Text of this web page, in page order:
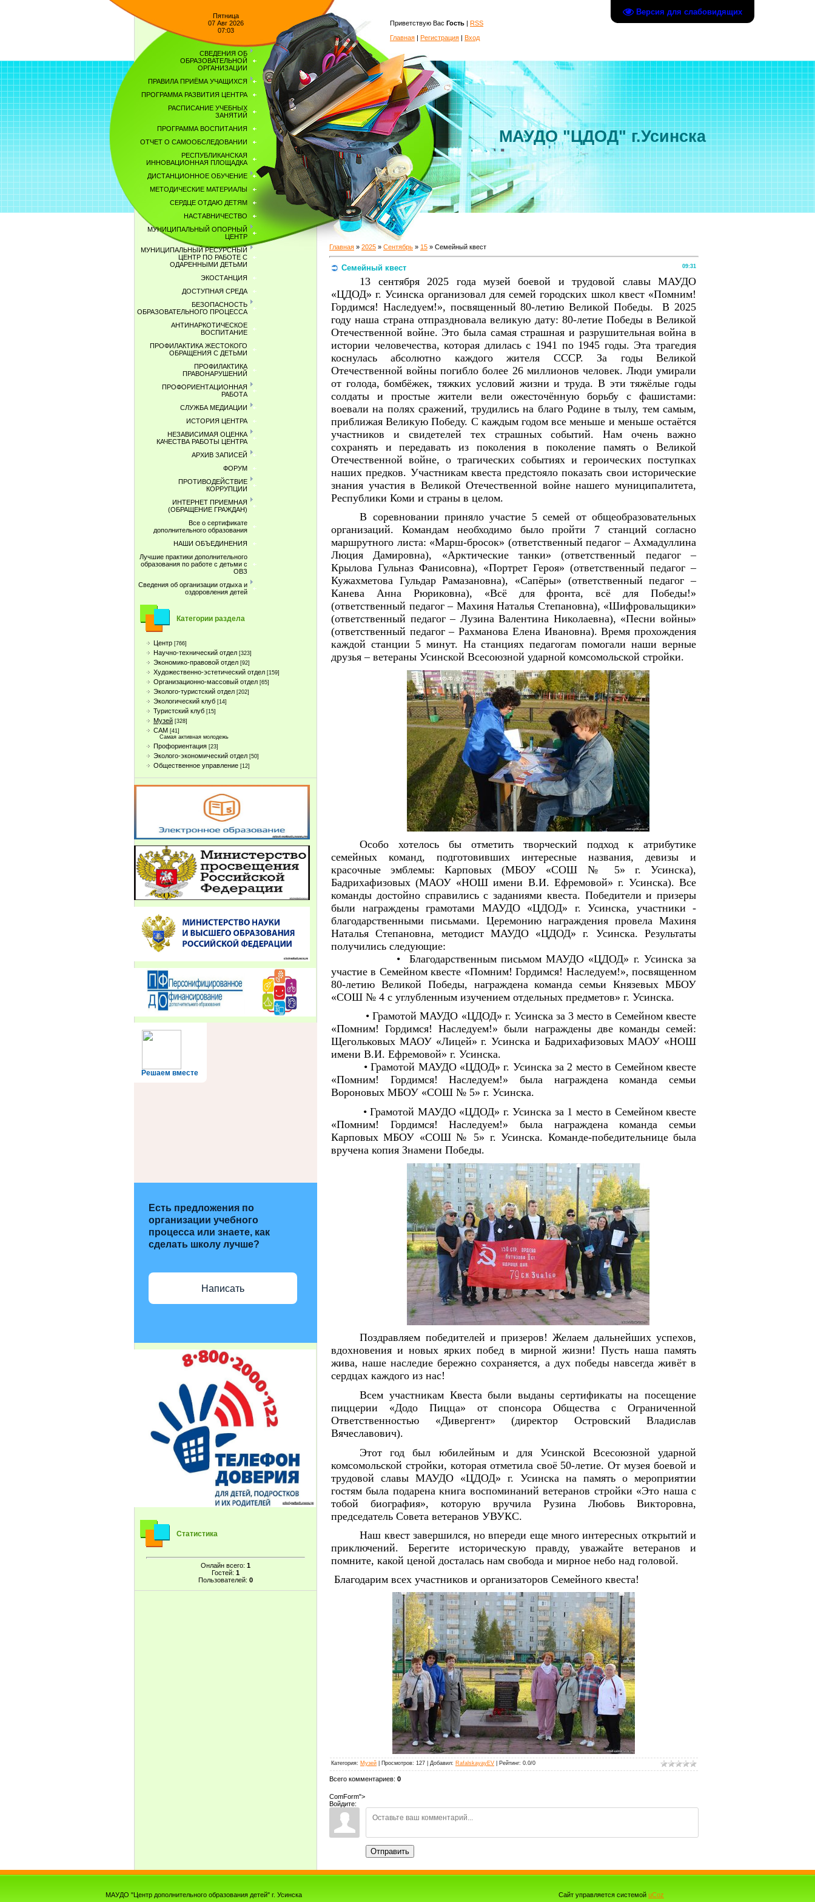
Версия для слабовидящих
Пятница
07 Авг 2026
07:03
СВЕДЕНИЯ ОБ
ОБРАЗОВАТЕЛЬНОЙ
ОРГАНИЗАЦИИ
ПРАВИЛА ПРИЁМА УЧАЩИХСЯ
ПРОГРАММА РАЗВИТИЯ ЦЕНТРА
РАСПИСАНИЕ УЧЕБНЫХ
ЗАНЯТИЙ
ПРОГРАММА ВОСПИТАНИЯ
ОТЧЕТ О САМООБСЛЕДОВАНИИ
РЕСПУБЛИКАНСКАЯ
ИННОВАЦИОННАЯ ПЛОЩАДКА
ДИСТАНЦИОННОЕ ОБУЧЕНИЕ
МЕТОДИЧЕСКИЕ МАТЕРИАЛЫ
СЕРДЦЕ ОТДАЮ ДЕТЯМ
НАСТАВНИЧЕСТВО
МУНИЦИПАЛЬНЫЙ ОПОРНЫЙ
ЦЕНТР
МУНИЦИПАЛЬНЫЙ РЕСУРСНЫЙ
ЦЕНТР ПО РАБОТЕ С
ОДАРЕННЫМИ ДЕТЬМИ
ЭКОСТАНЦИЯ
ДОСТУПНАЯ СРЕДА
БЕЗОПАСНОСТЬ
ОБРАЗОВАТЕЛЬНОГО ПРОЦЕССА
АНТИНАРКОТИЧЕСКОЕ
ВОСПИТАНИЕ
ПРОФИЛАКТИКА ЖЕСТОКОГО
ОБРАЩЕНИЯ С ДЕТЬМИ
ПРОФИЛАКТИКА
ПРАВОНАРУШЕНИЙ
ПРОФОРИЕНТАЦИОННАЯ
РАБОТА
СЛУЖБА МЕДИАЦИИ
ИСТОРИЯ ЦЕНТРА
НЕЗАВИСИМАЯ ОЦЕНКА
КАЧЕСТВА РАБОТЫ ЦЕНТРА
АРХИВ ЗАПИСЕЙ
ФОРУМ
ПРОТИВОДЕЙСТВИЕ
КОРРУПЦИИ
ИНТЕРНЕТ ПРИЕМНАЯ
(ОБРАЩЕНИЕ ГРАЖДАН)
Все о сертификате
дополнительного образования
НАШИ ОБЪЕДИНЕНИЯ
Лучшие практики дополнительного
образования по работе с детьми с
ОВЗ
Сведения об организации отдыха и
оздоровления детей
Категории раздела
Центр [766]
Научно-технический отдел [323]
Экономико-правовой отдел [92]
Художественно-эстетический отдел [159]
Организационно-массовый отдел [65]
Эколого-туристский отдел [202]
Экологический клуб [14]
Туристcкий клуб [15]
Музей [328]
САМ [41]
Самая активная молодежь
Профориентация [23]
Эколого-экономический отдел [50]
Общественное управление [12]
Решаем вместе
Есть предложения по
организации учебного
процесса или знаете, как
сделать школу лучше?
Написать
Статистика
Онлайн всего: 1
Гостей: 1
Пользователей: 0
Приветствую Вас Гость | RSS
Главная | Регистрация | Вход
МАУДО "ЦДОД" г.Усинска
Главная » 2025 » Сентябрь » 15 » Семейный квест
09:31
Семейный квест
13 сентября 2025 года музей боевой и трудовой славы МАУДО
«ЦДОД» г. Усинска организовал для семей городских школ квест «Помним!
Гордимся! Наследуем!», посвященный 80-летию Великой Победы. В 2025
году наша страна отпраздновала великую дату: 80-летие Победы в Великой
Отечественной войне. Это была самая страшная и разрушительная война в
истории человечества, которая длилась с 1941 по 1945 годы. Эта трагедия
коснулась абсолютно каждого жителя СССР. За годы Великой
Отечественной войны погибло более 26 миллионов человек. Люди умирали
от голода, бомбёжек, тяжких условий жизни и труда. В эти тяжёлые годы
солдаты и простые жители вели ожесточённую борьбу с фашистами:
воевали на полях сражений, трудились на благо Родине в тылу, тем самым,
приближая Великую Победу. С каждым годом все меньше и меньше остаётся
участников и свидетелей тех страшных событий. Нам очень важно
сохранять и передавать из поколения в поколение память о Великой
Отечественной войне, о трагических событиях и героических поступках
наших предков. Участникам квеста предстояло показать свои исторические
знания участия в Великой Отечественной войне нашего муниципалитета,
Республики Коми и страны в целом.
В соревновании приняло участие 5 семей от общеобразовательных
организаций. Командам необходимо было пройти 7 станций согласно
маршрутного листа: «Марш-бросок» (ответственный педагог – Ахмадуллина
Люция Дамировна), «Арктические танки» (ответственный педагог –
Крылова Гульназ Фанисовна), «Портрет Героя» (ответственный педагог –
Кужахметова Гульдар Рамазановна), «Сапёры» (ответственный педагог –
Канева Анна Рюриковна), «Всё для фронта, всё для Победы!»
(ответственный педагог – Махиня Наталья Степановна), «Шифровальщики»
(ответственный педагог – Лузина Валентина Николаевна), «Песни войны»
(ответственный педагог – Рахманова Елена Ивановна). Время прохождения
каждой станции 5 минут. На станциях педагогам помогали наши верные
друзья – ветераны Усинской Всесоюзной ударной комсомольской стройки.
Особо хотелось бы отметить творческий подход к атрибутике
семейных команд, подготовивших интересные названия, девизы и
красочные эмблемы: Карповых (МБОУ «СОШ № 5» г. Усинска),
Бадрихафизовых (МАОУ «НОШ имени В.И. Ефремовой» г. Усинска). Все
команды достойно справились с заданиями квеста. Победители и призеры
были награждены грамотами МАУДО «ЦДОД» г. Усинска, участники -
благодарственными письмами. Церемонию награждения провела Махиня
Наталья Степановна, методист МАУДО «ЦДОД» г. Усинска. Результаты
получились следующие:
• Благодарственным письмом МАУДО «ЦДОД» г. Усинска за
участие в Семейном квесте «Помним! Гордимся! Наследуем!», посвященном
80-летию Великой Победы, награждена команда семьи Князевых МБОУ
«СОШ № 4 с углубленным изучением отдельных предметов» г. Усинска.
• Грамотой МАУДО «ЦДОД» г. Усинска за 3 место в Семейном квесте
«Помним! Гордимся! Наследуем!» были награждены две команды семей:
Щегольковых МАОУ «Лицей» г. Усинска и Бадрихафизовых МАОУ «НОШ
имени В.И. Ефремовой» г. Усинска.
• Грамотой МАУДО «ЦДОД» г. Усинска за 2 место в Семейном квесте
«Помним! Гордимся! Наследуем!» была награждена команда семьи
Вороновых МБОУ «СОШ № 5» г. Усинска.
• Грамотой МАУДО «ЦДОД» г. Усинска за 1 место в Семейном квесте
«Помним! Гордимся! Наследуем!» была награждена команда семьи
Карповых МБОУ «СОШ № 5» г. Усинска. Команде-победительнице была
вручена копия Знамени Победы.
Поздравляем победителей и призеров! Желаем дальнейших успехов,
вдохновения и новых ярких побед в мирной жизни! Пусть наша память
жива, наше наследие бережно сохраняется, а дух победы навсегда живёт в
сердцах каждого из нас!
Всем участникам Квеста были выданы сертификаты на посещение
пиццерии «Додо Пицца» от спонсора Общества с Ограниченной
Ответственностью «Дивергент» (директор Островский Владислав
Вячеславович).
Этот год был юбилейным и для Усинской Всесоюзной ударной
комсомольской стройки, которая отметила своё 50-летие. От музея боевой и
трудовой славы МАУДО «ЦДОД» г. Усинска на память о мероприятии
гостям была подарена книга воспоминаний ветеранов стройки «Это наша с
тобой биография», которую вручила Рузина Любовь Викторовна,
председатель Совета ветеранов УВУКС.
Наш квест завершился, но впереди еще много интересных открытий и
приключений. Берегите историческую правду, уважайте ветеранов и
помните, какой ценой досталась нам свобода и мирное небо над головой.
Благодарим всех участников и организаторов Семейного квеста!
Категория: Музей Просмотров: 127 Добавил: RafalskayayEV Рейтинг: 0.0/0
Всего комментариев: 0
ComForm">
Войдите:
Отправить
МАУДО "Центр дополнительного образования детей" г. Усинска Сайт управляется системой uCoz